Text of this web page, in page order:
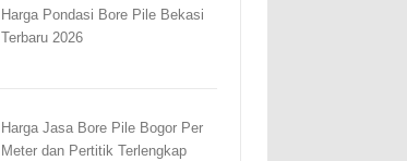
Harga Pondasi Bore Pile Bekasi
Terbaru 2026
Harga Jasa Bore Pile Bogor Per
Meter dan Pertitik Terlengkap